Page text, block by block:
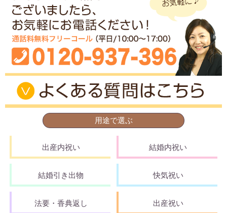
用途で選ぶ
出産内祝い 結婚内祝い
結婚引き出物 快気祝い
法要・香典返し 出産祝い